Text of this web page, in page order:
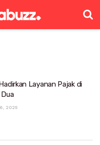
Layanan Pajak di
2025